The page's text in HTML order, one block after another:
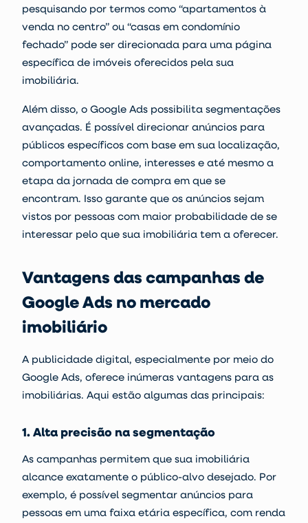
pesquisando por termos como “apartamentos à
venda no centro” ou “casas em condomínio
fechado” pode ser direcionada para uma página
específica de imóveis oferecidos pela sua
imobiliária.
Além disso, o Google Ads possibilita segmentações
avançadas. É possível direcionar anúncios para
públicos específicos com base em sua localização,
comportamento online, interesses e até mesmo a
etapa da jornada de compra em que se
encontram. Isso garante que os anúncios sejam
vistos por pessoas com maior probabilidade de se
interessar pelo que sua imobiliária tem a oferecer.
Vantagens das campanhas de
Google Ads no mercado
imobiliário
A publicidade digital, especialmente por meio do
Google Ads, oferece inúmeras vantagens para as
imobiliárias. Aqui estão algumas das principais:
1. Alta precisão na segmentação
As campanhas permitem que sua imobiliária
alcance exatamente o público-alvo desejado. Por
exemplo, é possível segmentar anúncios para
pessoas em uma faixa etária específica, com renda